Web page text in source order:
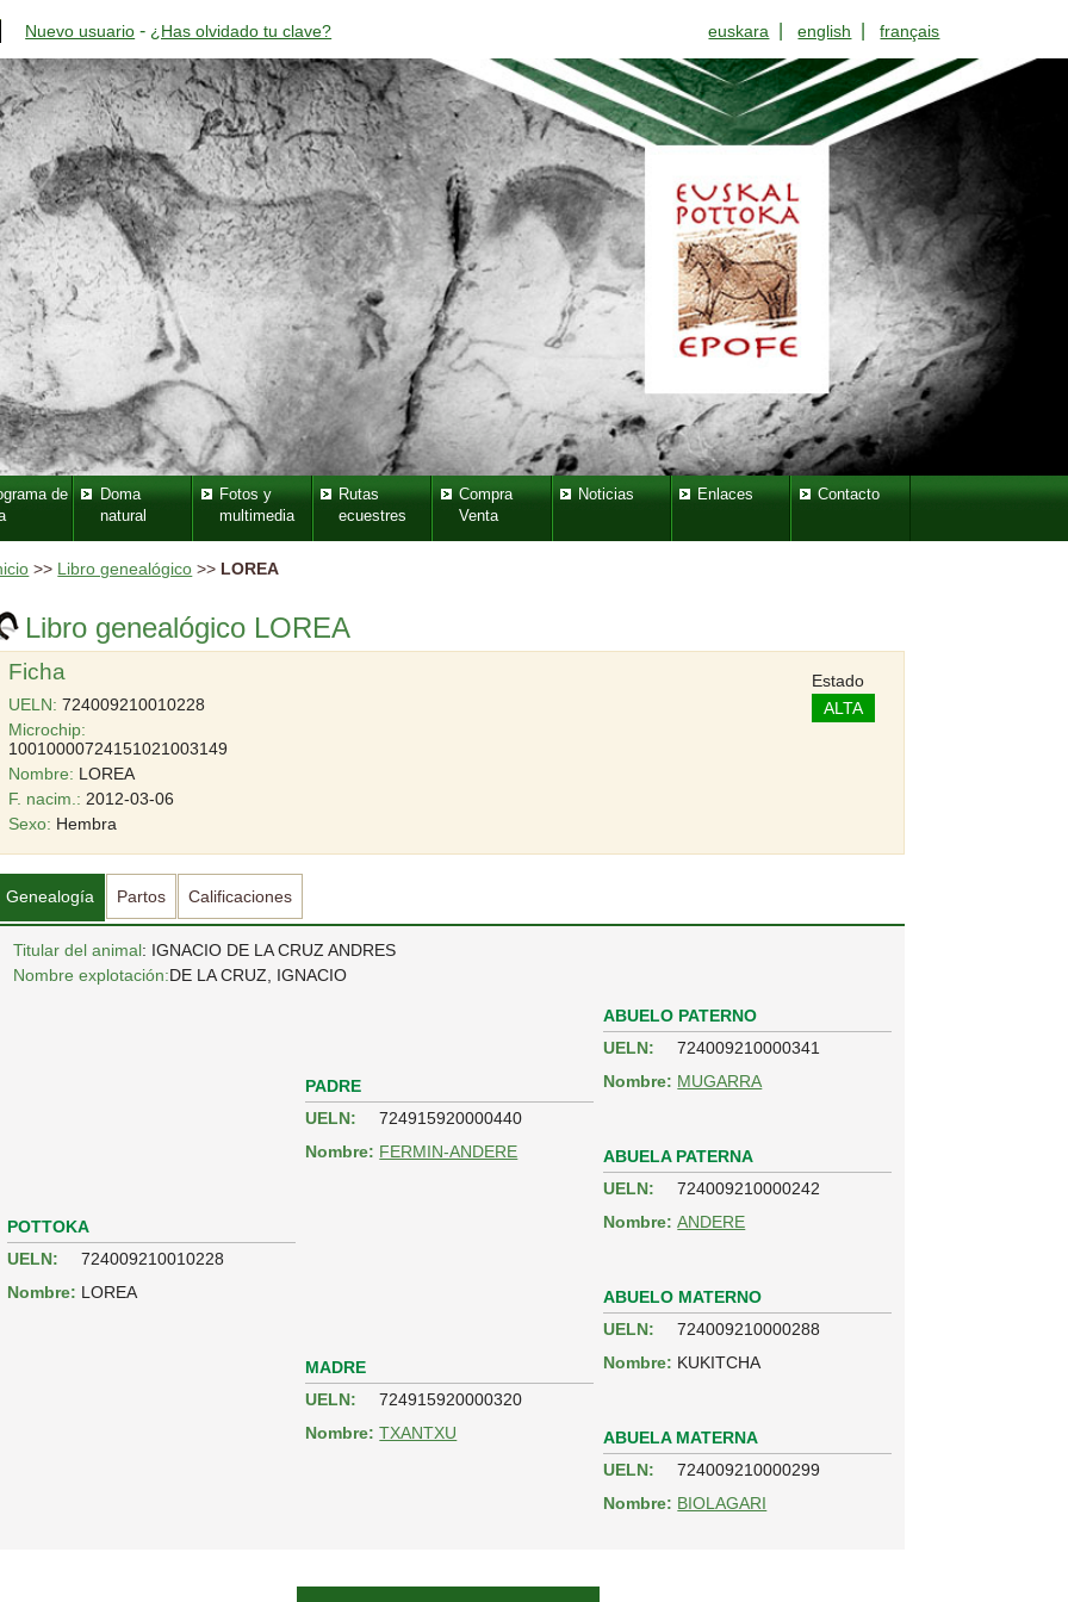
Nuevo usuario - ¿Has olvidado tu clave? euskara |english |français
de
Doma
natural
Fotos y
multimedia
Rutas
ecuestres
Compra
Venta
Noticias Enlaces Contacto
>> Libro genealógico >> LOREA
Libro genealógico LOREA
Ficha
UELN: 724009210010228
Microchip:
10010000724151021003149
Nombre: LOREA
F. nacim.: 2012-03-06
Sexo: Hembra
Estado
ALTA
Genealogía Partos Calificaciones
Titular del animal: IGNACIO DE LA CRUZ ANDRES
Nombre explotación:DE LA CRUZ, IGNACIO
POTTOKA
UELN:
724009210010228
Nombre: LOREA
PADRE
UELN:
724915920000440
Nombre: FERMIN-ANDERE
ABUELO PATERNO
UELN:
724009210000341
Nombre: MUGARRA
ABUELA PATERNA
UELN:
724009210000242
Nombre: ANDERE
MADRE
UELN:
724915920000320
Nombre: TXANTXU
ABUELO MATERNO
UELN:
724009210000288
Nombre: KUKITCHA
ABUELA MATERNA
UELN:
724009210000299
Nombre: BIOLAGARI